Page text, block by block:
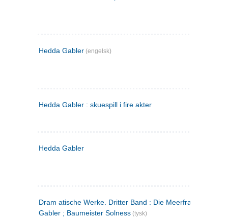
Hedda Gabler (engelsk)
Hedda Gabler : skuespill i fire akter
Hedda Gabler
Dram atische Werke. Dritter Band : Die Meerfrau ; Hedda
Gabler ; Baumeister Solness (tysk)